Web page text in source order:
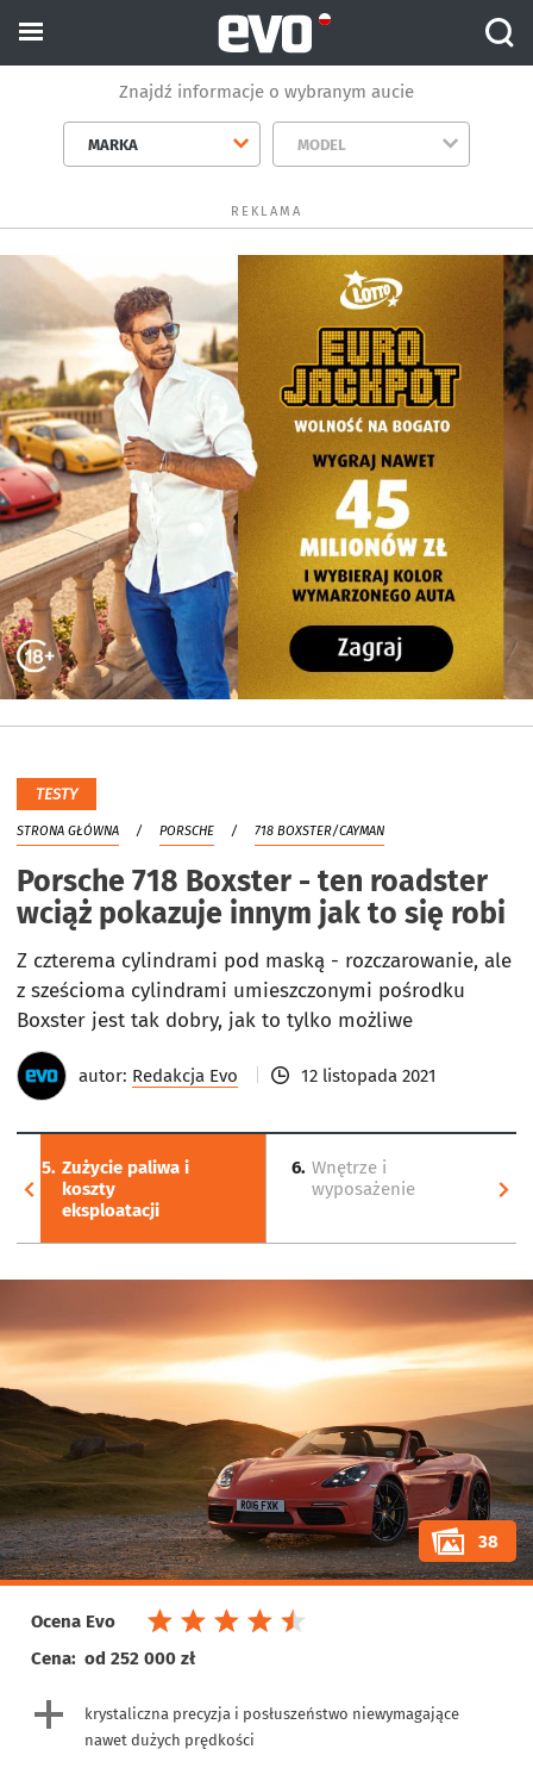
Znajdź informacje o wybranym aucie
MARKA MODEL
REKLAMA
TESTY
STRONA GŁÓWNA PORSCHE 718 BOXSTER/CAYMAN
Porsche 718 Boxster - ten roadster
wciąż pokazuje innym jak to się robi
Z czterema cylindrami pod maską - rozczarowanie, ale
z sześcioma cylindrami umieszczonymi pośrodku
Boxster jest tak dobry, jak to tylko możliwe
autor: Redakcja Evo 12 listopada 2021
5. Zużycie paliwa i
koszty
eksploatacji
6. Wnętrze i
wyposażenie
38
Ocena Evo
Cena: od 252 000 zł
krystaliczna precyzja i posłuszeństwo niewymagające
nawet dużych prędkości